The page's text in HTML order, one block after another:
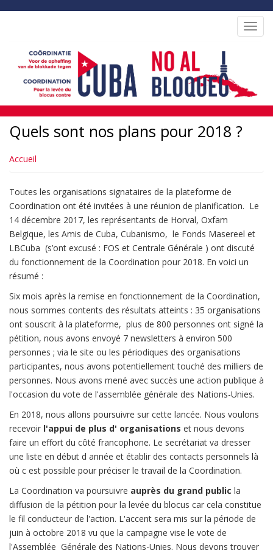
principal
Quels sont nos plans pour 2018 ?
Accueil
Toutes les organisations signataires de la plateforme de
Coordination ont été invitées à une réunion de planification. Le
14 décembre 2017, les représentants de Horval, Oxfam
Belgique, les Amis de Cuba, Cubanismo, le Fonds Masereel et
LBCuba (s’ont excusé : FOS et Centrale Générale ) ont discuté
du fonctionnement de la Coordination pour 2018. En voici un
résumé :
Six mois après la remise en fonctionnement de la Coordination,
nous sommes contents des résultats atteints : 35 organisations
ont souscrit à la plateforme, plus de 800 personnes ont signé la
pétition, nous avons envoyé 7 newsletters à environ 500
personnes ; via le site ou les périodiques des organisations
participantes, nous avons potentiellement touché des milliers de
personnes. Nous avons mené avec succès une action publique à
l'occasion du vote de l'assemblée générale des Nations-Unies.
En 2018, nous allons poursuivre sur cette lancée. Nous voulons
recevoir l'appui de plus d' organisations et nous devons
faire un effort du côté francophone. Le secrétariat va dresser
une liste en début d année et établir des contacts personnels là
où c est possible pour préciser le travail de la Coordination.
La Coordination va poursuivre auprès du grand public la
diffusion de la pétition pour la levée du blocus car cela constitue
le fil conducteur de l'action. L'accent sera mis sur la période de
juin à octobre 2018 vu que la campagne vise le vote de
l'Assemblée Générale des Nations-Unies. Nous devons trouver